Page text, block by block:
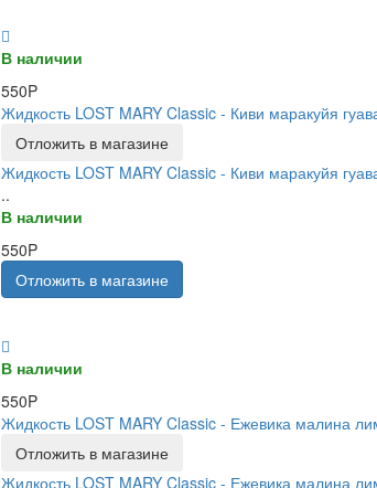
В наличии
550P
Жидкость LOST MARY Classic - Киви маракуйя
Отложить в магазине
Жидкость LOST MARY Classic - Киви маракуйя
..
В наличии
550P
Отложить в магазине
В наличии
550P
Жидкость LOST MARY Classic - Ежевика малина
Отложить в магазине
Жидкость LOST MARY Classic - Ежевика малина